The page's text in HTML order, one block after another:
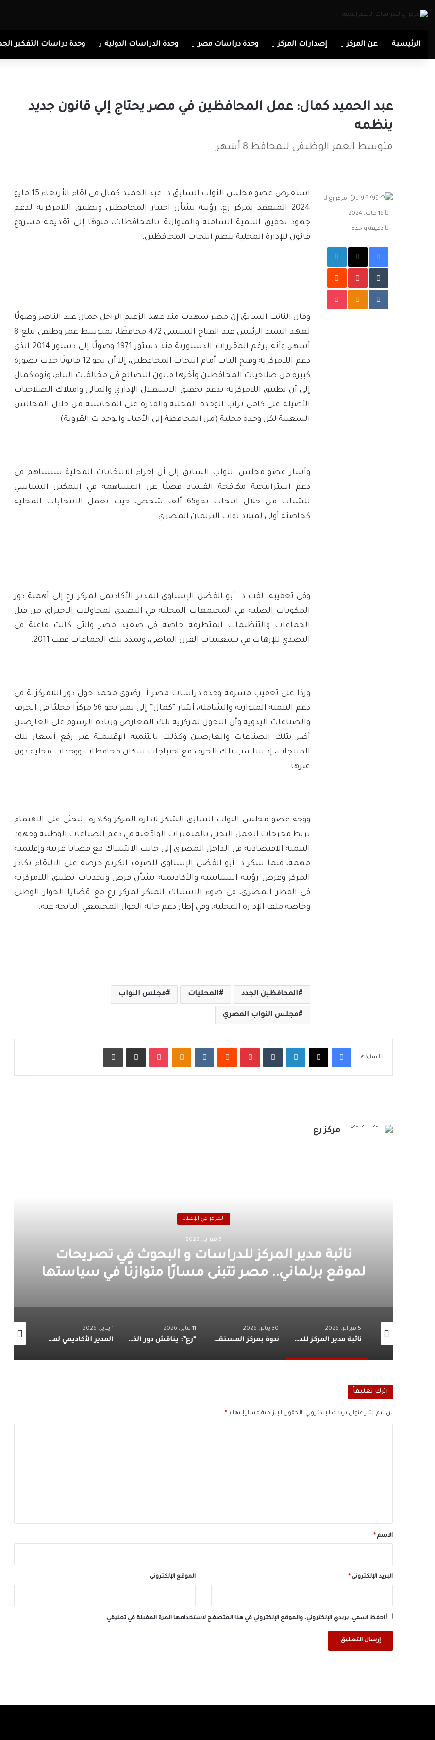
الرئيسية عن المركز إصدارات المركز وحدة دراسات مصر وحدة الدراسات الدولية وحدة دراسات التفكير
عبد الحميد كمال: عمل المحافظين في مصر يحتاج إلي قانون جديد
ينظمه
متوسط العمر الوظيفي للمحافظ 8 أشهر
استعرض عضو مجلس النواب السابق د. عبد الحميد كمال في لقاء الأربعاء 15 مايو
2024 المنعقد بمركز رع، رؤيته بشأن اختيار المحافظين وتطبيق اللامركزية لدعم
جهود تحقيق التنمية الشاملة والمتوازنة بالمحافظات، منوهًا إلى تقديمه مشروع
قانون للإدارة المحلية ينظم انتخاب المحافظين.
وقال النائب السابق إن مصر شهدت منذ عهد الزعيم الراحل جمال عبد الناصر وصولًا
لعهد السيد الرئيس عبد الفتاح السيسي 472 محافظًا، بمتوسط عمر وظيفي يبلغ 8
أشهر، وأنه برغم المقررات الدستورية منذ دستور 1971 وصولًا إلى دستور 2014 الذي
دعم اللامركزية وفتح الباب أمام انتخاب المحافظين، إلا أن نحو 12 قانونًا حدت بصورة
كبيرة من صلاحيات المحافظين وآخرها قانون التصالح في مخالفات البناء، ونوه كمال
إلى أن تطبيق اللامركزية يدعم تحقيق الاستقلال الإداري والمالي وامتلاك الصلاحيات
الأصيلة على كامل تراب الوحدة المحلية والقدرة على المحاسبة من خلال المجالس
الشعبية لكل وحدة محلية (من المحافظة إلى الأحياء والوحدات القروية).
وأشار عضو مجلس النواب السابق إلى أن إجراء الانتخابات المحلية سيساهم في
دعم استراتيجية مكافحة الفساد فضلًا عن المساهمة في التمكين السياسي
للشباب من خلال انتخاب نحو65 ألف شخص، حيث تعمل الانتخابات المحلية
كحاضنة أولى لميلاد نواب البرلمان المصري.
وفي تعقيبه، لفت د. أبو الفضل الإسناوي المدير الأكاديمي لمركز رع إلى أهمية دور
المكونات الصلبة في المجتمعات المحلية في التصدي لمحاولات الاختراق من قبل
الجماعات والتنظيمات المتطرفة خاصة في صعيد مصر والتي كانت فاعلة في
التصدي للإرهاب في تسعينيات القرن الماضي، وتمدد تلك الجماعات عقب 2011.
وردًا على تعقيب مشرفة وحدة دراسات مصر أ. رضوى محمد حول دور اللامركزية في
دعم التنمية المتوازنة والشاملة، أشار “كمال” إلى تميز نحو 56 مركزًا محليًا في الحرف
والصناعات اليدوية وأن التحول لمركزية تلك المعارض وزيادة الرسوم على العارضين
أضر بتلك الصناعات والعارضين وكذلك بالتنمية الإقليمية عبر رفع أسعار تلك
المنتجات، إذ تتناسب تلك الحرف مع احتياجات سكان محافظات ووحدات محلية دون
غيرها.
ووجه عضو مجلس النواب السابق الشكر لإدارة المركز وكادره البحثي على الاهتمام
بربط مخرجات العمل البحثي بالمتغيرات الواقعية في دعم الصناعات الوطنية وجهود
التنمية الاقتصادية في الداخل المصري إلى جانب الاشتباك مع قضايا عربية وإقليمية
مهمة، فيما شكر د. أبو الفضل الإسناوي للضيف الكريم حرصه على الالتقاء بكادر
المركز وعرض رؤيته السياسية والأكاديمية بشأن فرص وتحديات تطبيق اللامركزية
في القطر المصري، في ضوء الاشتباك المبكر لمركز رع مع قضايا الحوار الوطني
وخاصة ملف الإدارة المحلية، وفي إطار دعم حالة الحوار المجتمعي الناتجة عنه.
المحافظين الجدد المحليات مجلس النواب
مجلس النواب المصري
مركز رع
16 مايو، 2024
دقيقة واحدة
فيسبوك‫X لينكدإن
‏Tumblr بينتيريست
‏Reddit
‏VKontakte
Odnoklassniki
‫Pocket
شاركها
فيسبوك‫X لينكدإن بينتيريست Odnoklassniki
‫Pocket مشاركة عبر البريد طباعة
مركز رع
المركز في الإعلام
5 فبراير، 2026
نائبة مدير المركز للدراسات و البحوث في تصريحات
لموقع برلماني.. مصر تتبنى مسارًا متوازنًا في سياستها
5 فبراير، 2026
نائبة مدير المركز للدراسات و البحوث في تصريحات لموقع برلماني.. مصر تتبنى مسارًا متوازنًا في سياستها الخارجية
30 يناير، 2026
ندوة بمركز المستقبل تناقش “الحرب في عصر الذكاء الاصطناعي” بمعرض الكتاب
11 يناير، 2026
“رع”: يناقش دور الذكاء الاصطناعي في تحليل البيانات الضخمة في الملتقى الثالث لمراكز الفكر العربية
1 يناير، 2026
المدير الأكاديمي لمركز “رع” يشارك في مناقشة رسالة دكتوراه عن الأحزاب الإسلامية
اترك تعليقاً
لن يتم نشر عنوان بريدك الإلكتروني. الحقول الإلزامية مشار إليها بـ *
*الاسم *
البريد الإلكتروني * الموقع الإلكتروني
احفظ اسمي، بريدي الإلكتروني، والموقع الإلكتروني في هذا المتصفح لاستخدامها المرة المقبلة في تعليقي.